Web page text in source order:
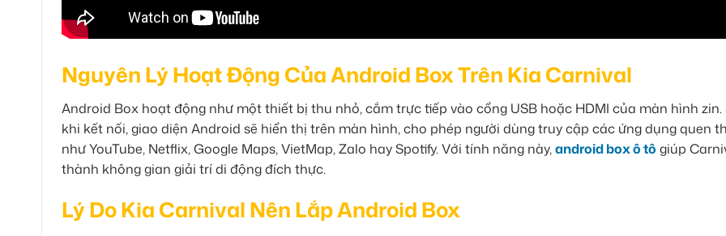
Nguyên Lý Hoạt Động Của Android Box Trên Kia Carnival
Android Box hoạt động như một thiết bị thu nhỏ, cắm trực tiếp vào cổng USB hoặc HDMI của màn hình zin.
khi kết nối, giao diện Android sẽ hiển thị trên màn hình, cho phép người dùng truy cập các ứng dụng quen
như YouTube, Netflix, Google Maps, VietMap, Zalo hay Spotify. Với tính năng này,android box ô tôgiúp
thành không gian giải trí di động đích thực.
Lý Do Kia Carnival Nên Lắp Android Box